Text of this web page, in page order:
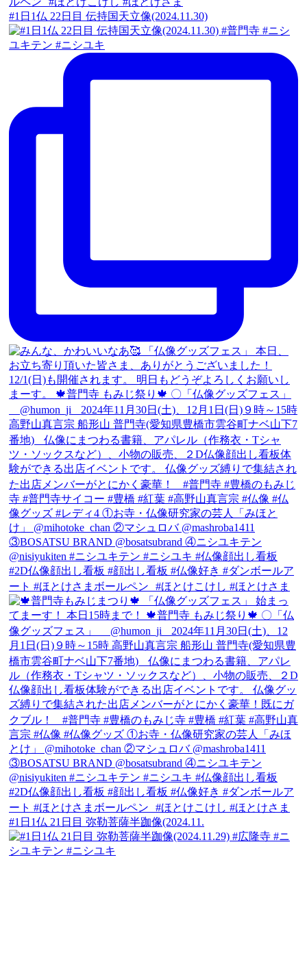
#1日1仏 22日目 伝持国天立像(2024.11.30)
#1日1仏 21日目 弥勒菩薩半跏像(2024.11.